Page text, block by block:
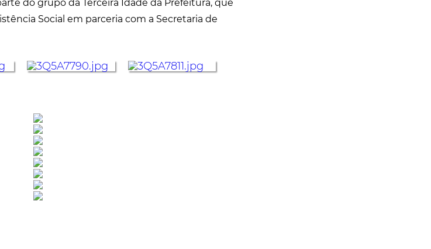
do grupo da Terceira Idade da Prefeitura, que
Social em parceria com a Secretaria de